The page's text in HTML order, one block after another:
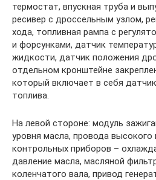
термостат, впускная труба и
ресивер с дроссельным узлом,
хода, топливная рампа с
и форсунками, датчик
жидкости, датчик положения
отдельном кронштейне
который включает в себя
топлива.
На левой стороне: модуль
уровня масла, провода
контрольных приборов –
давление масла, масляной
коленчатого вала, привод